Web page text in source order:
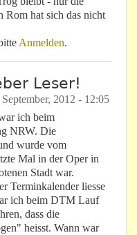
Rom hat sich das nicht
Anmelden.
Leser!
September, 2012 - 12:05
ich beim
NRW. Die
wurde vom
Mal in der Oper in
Stadt war.
Terminkalender liesse
ich beim DTM Lauf
dass die
heisst. Wann war